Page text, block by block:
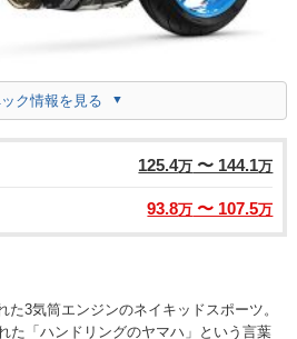
ク情報を見る
125.4万 〜 144.1万
93.8万 〜 107.5万
た3気筒エンジンのネイキッドスポーツ。
た「ハンドリングのヤマハ」という言葉